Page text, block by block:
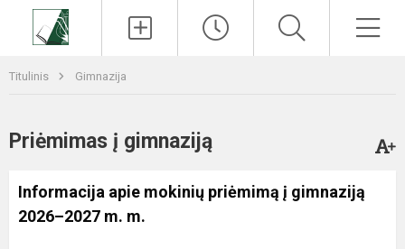
Titulinis Gimnazija
Priėmimas į gimnaziją
Informacija apie mokinių priėmimą į gimnaziją
2026–2027 m. m.